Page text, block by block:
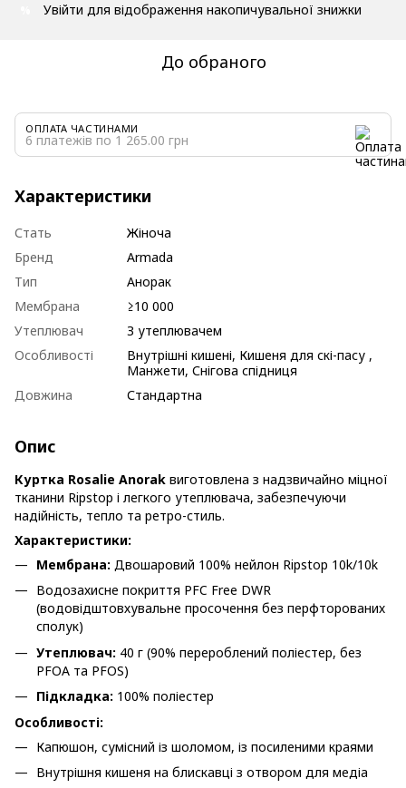
Увійти для відображення накопичувальної знижки
До обраного
ОПЛАТА ЧАСТИНАМИ
6 платежів по 1 265.00 грн
Характеристики
Стать
Жіноча
Бренд
Armada
Тип
Анорак
Мембрана
≥10 000
Утеплювач
З утеплювачем
Особливості
Внутрішні кишені, Кишеня для скі-пасу ,
Манжети, Снігова спідниця
Довжина
Стандартна
Опис
Куртка Rosalie Anorak виготовлена з надзвичайно міцної
тканини Ripstop і легкого утеплювача, забезпечуючи
надійність, тепло та ретро-стиль.
Характеристики:
Мембрана: Двошаровий 100% нейлон Ripstop 10k/10k
Водозахисне покриття PFC Free DWR
(водовідштовхувальне просочення без перфторованих
сполук)
Утеплювач: 40 г (90% перероблений поліестер, без
PFOA та PFOS)
Підкладка: 100% поліестер
Особливості:
Капюшон, сумісний із шоломом, із посиленими краями
Внутрішня кишеня на блискавці з отвором для медіа